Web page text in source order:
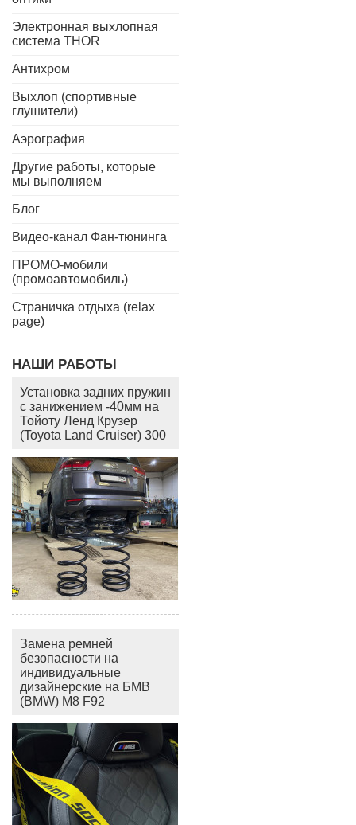
Электронная выхлопная
система THOR
Антихром
Выхлоп (спортивные
глушители)
Аэрография
Другие работы, которые
мы выполняем
Блог
Видео-канал Фан-тюнинга
ПРОМО-мобили
(промоавтомобиль)
Страничка отдыха (relax
page)
НАШИ РАБОТЫ
Установка задних пружин
с занижением -40мм на
Тойоту Ленд Крузер
(Toyota Land Cruiser) 300
Замена ремней
безопасности на
индивидуальные
дизайнерские на БМВ
(BMW) M8 F92